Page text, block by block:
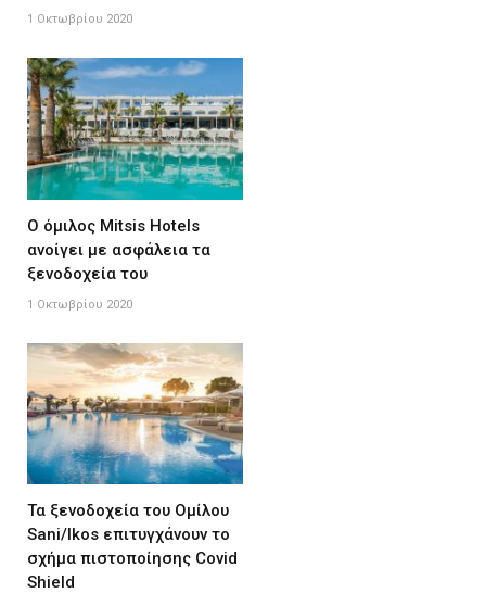
1 Οκτωβρίου 2020
Ο όμιλος Mitsis Hotels
ανοίγει με ασφάλεια τα
ξενοδοχεία του
1 Οκτωβρίου 2020
Τα ξενοδοχεία του Ομίλου
Sani/Ikos επιτυγχάνουν το
σχήμα πιστοποίησης Covid
Shield